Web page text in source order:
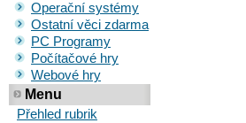
Operační systémy
Ostatní věci zdarma
PC Programy
Počítačové hry
Webové hry
Menu
Přehled rubrik